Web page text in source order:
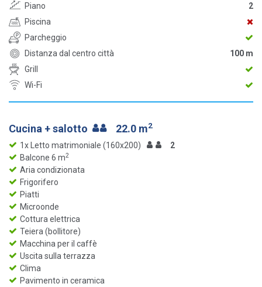
Piano
2
Piscina
Parcheggio
Distanza dal centro città
100 m
Grill
Wi-Fi
Cucina + salotto 22.0 m2
1x Letto matrimoniale (160x200)
2
Balcone 6 m2
Aria condizionata
Frigorifero
Piatti
Microonde
Cottura elettrica
Teiera (bollitore)
Macchina per il caffè
Uscita sulla terrazza
Clima
Pavimento in ceramica